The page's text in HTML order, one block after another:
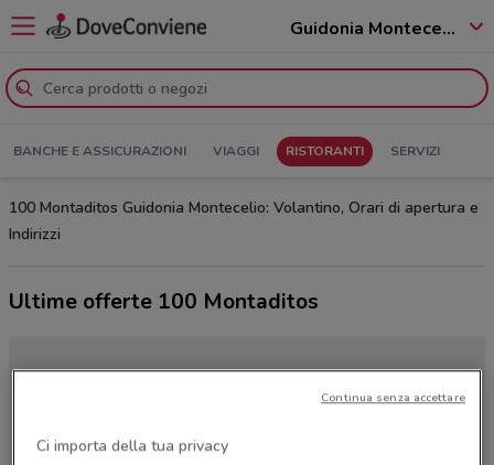
Guidonia Montecelio - 00010
BANCHE E ASSICURAZIONI VIAGGI RISTORANTI SERVIZI
100 Montaditos Guidonia Montecelio: Volantino, Orari di apertura e
Indirizzi
Ultime offerte 100 Montaditos
Ci importa della tua privacy
Continua senza accettare